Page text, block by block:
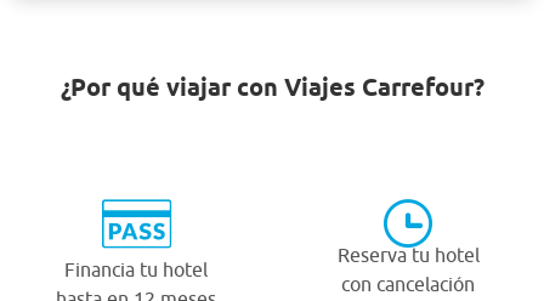
¿Por qué viajar con Viajes Carrefour?
Financia tu hotel
Reserva tu hotel
con cancelación